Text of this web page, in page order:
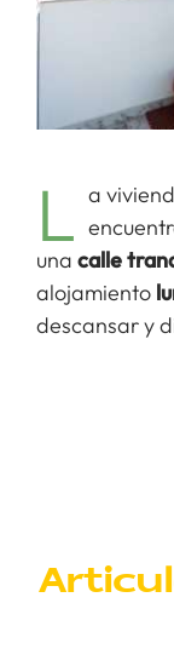
L a
una calle
alojamiento
descansar y